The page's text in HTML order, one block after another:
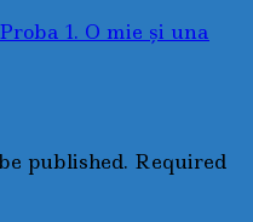
1. O mie și una
published. Required